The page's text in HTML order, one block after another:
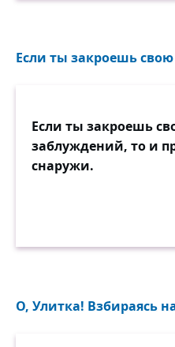
Если ты закроешь
Если ты закроешь
заблуждений, то и
снаружи.
О, Улитка! Взбираясь